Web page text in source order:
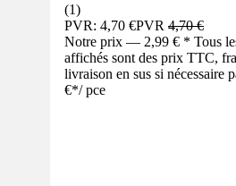
(1)
PVR: 4,70 €PVR 4,70 €
Notre prix — 2,99 € * Tous
affichés sont des prix TTC,
livraison en sus si nécessaire
€*/ pce